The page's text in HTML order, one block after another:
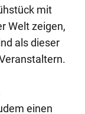
mit
Welt zeigen,
als dieser
einen